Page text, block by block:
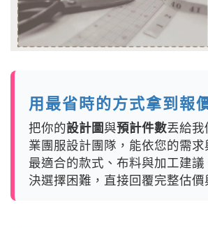
用最省時的方式拿到報
把你的設計圖與預計件數丟給我
業團服設計團隊，能依您的需
最適合的款式、布料與加工建
決選擇困難，直接回覆完整估價